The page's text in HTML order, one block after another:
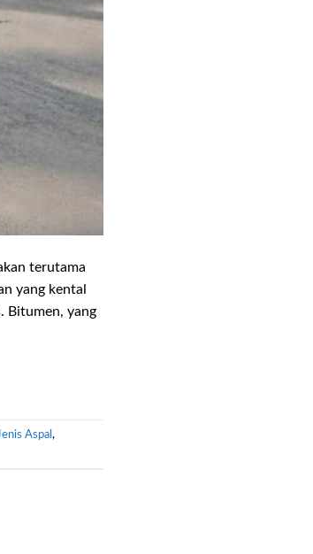
terutama
yang kental
Bitumen, yang
Aspal ,